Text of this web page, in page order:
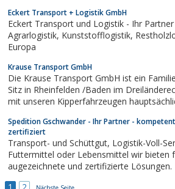
Eckert Transport + Logistik GmbH
Eckert Transport und Logistik - Ihr
Agrarlogistik, Kunststofflogistik, Restholzlogistik, Transporte in
Europa
Krause Transport GmbH
Die Krause Transport GmbH ist ein
Sitz in Rheinfelden /Baden im
mit unseren Kipperfahrzeugen
Spedition Gschwander - Ihr Partner -
zertifiziert
Transport- und Schüttgut, Logistik-Voll-Service. Ob Baustoff,
Futtermittel oder Lebensmittel wir bieten
augezeichnete und zertifizierte Lösungen.